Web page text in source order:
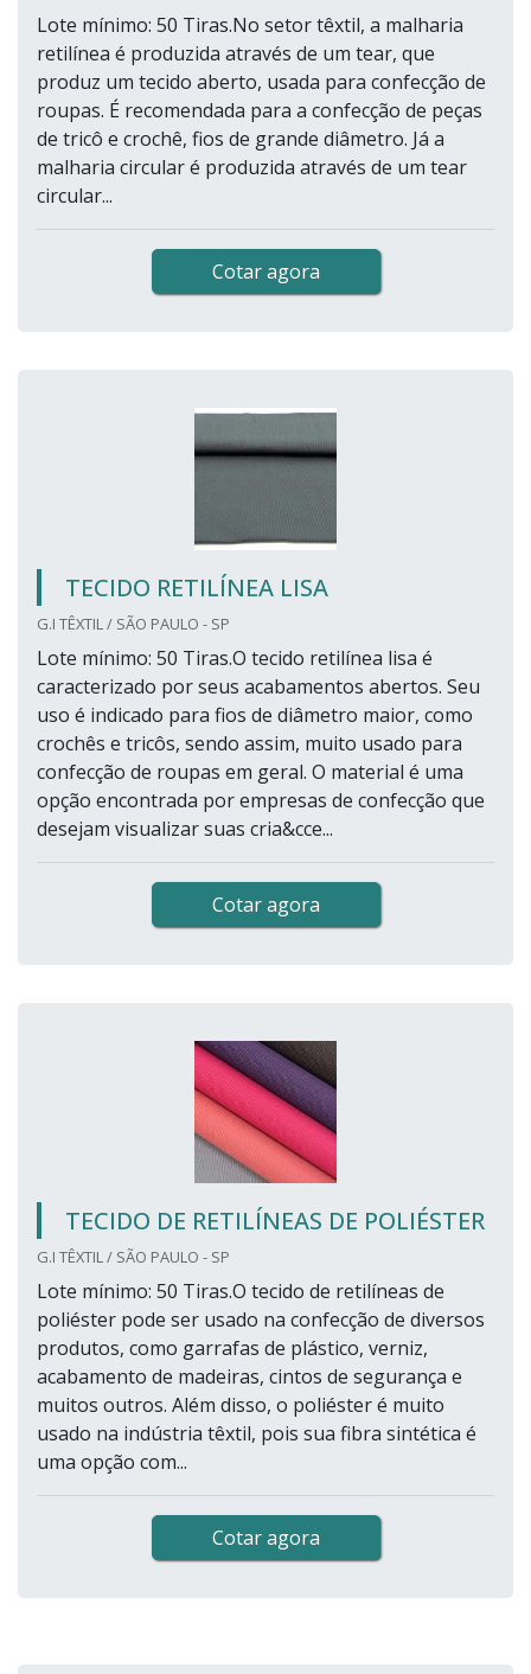
Lote mínimo: 50 Tiras.No setor têxtil, a malharia
retilínea é produzida através de um tear, que
produz um tecido aberto, usada para confecção de
roupas. É recomendada para a confecção de peças
de tricô e crochê, fios de grande diâmetro. Já a
malharia circular é produzida através de um tear
circular...
Cotar agora
TECIDO RETILÍNEA LISA
G.I TÊXTIL / SÃO PAULO - SP
Lote mínimo: 50 Tiras.O tecido retilínea lisa é
caracterizado por seus acabamentos abertos. Seu
uso é indicado para fios de diâmetro maior, como
crochês e tricôs, sendo assim, muito usado para
confecção de roupas em geral. O material é uma
opção encontrada por empresas de confecção que
desejam visualizar suas cria&cce...
Cotar agora
TECIDO DE RETILÍNEAS DE POLIÉSTER
G.I TÊXTIL / SÃO PAULO - SP
Lote mínimo: 50 Tiras.O tecido de retilíneas de
poliéster pode ser usado na confecção de diversos
produtos, como garrafas de plástico, verniz,
acabamento de madeiras, cintos de segurança e
muitos outros. Além disso, o poliéster é muito
usado na indústria têxtil, pois sua fibra sintética é
uma opção com...
Cotar agora